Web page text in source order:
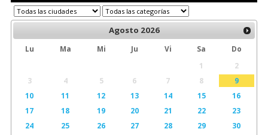
Agosto 2026
Lu Ma Mi Ju Vi Sa
Do
1
2
3
4 5 6 7 8
9
10
11 12 13 14 15
16
17
18 19 20 21 22
23
24
25 26 27 28 29
30